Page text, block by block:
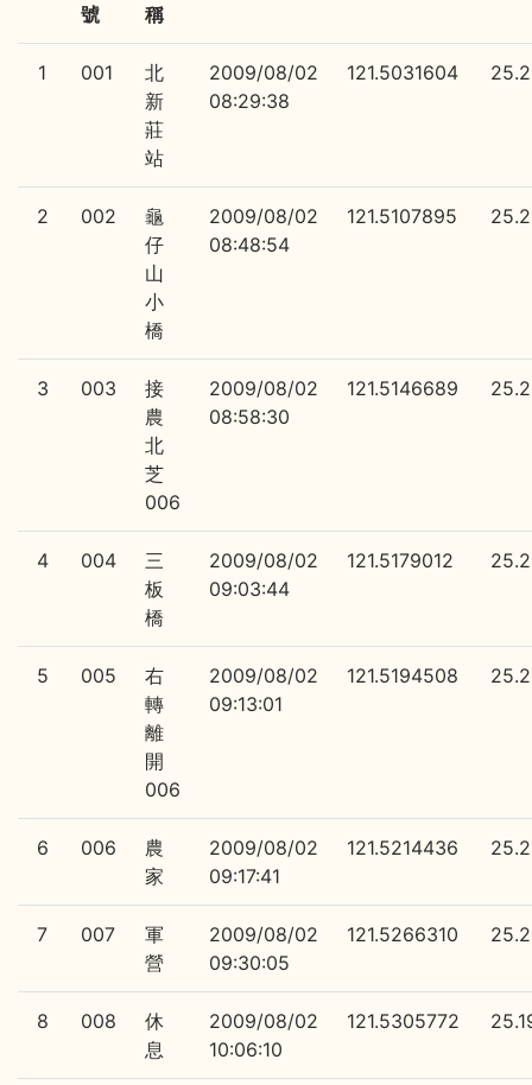
號
稱
1 001
北
新
莊
站
2009/08/02
08:29:38
121.5031604
2 002
龜
仔
山
小
橋
2009/08/02
08:48:54
121.5107895
3 003
接
農
北
芝
006
2009/08/02
08:58:30
121.5146689
4 004
三
板
橋
2009/08/02
09:03:44
121.5179012
5 005
右
轉
離
開
006
2009/08/02
09:13:01
121.5194508
6 006
農
家
2009/08/02
09:17:41
121.5214436
7 007
軍
營
2009/08/02
09:30:05
121.5266310
8 008
休
息
2009/08/02
10:06:10
121.5305772